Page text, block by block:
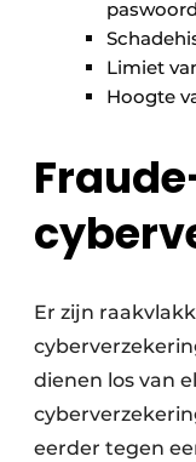
Limiet
Hoogte
Er zijn
dienen los van
eerder tegen